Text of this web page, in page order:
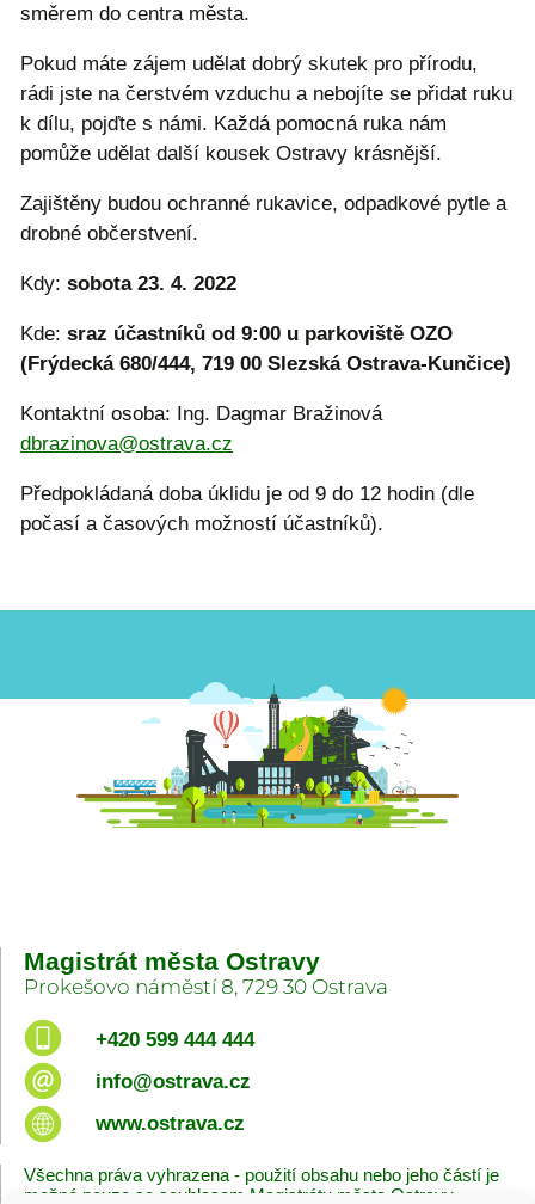
směrem do centra města.
Pokud máte zájem udělat dobrý skutek pro přírodu,
rádi jste na čerstvém vzduchu a nebojíte se přidat ruku
k dílu, pojďte s námi. Každá pomocná ruka nám
pomůže udělat další kousek Ostravy krásnější.
Zajištěny budou ochranné rukavice, odpadkové pytle a
drobné občerstvení.
Kdy: sobota 23. 4. 2022
Kde: sraz účastníků od 9:00 u parkoviště OZO
(Frýdecká 680/444, 719 00 Slezská Ostrava-Kunčice)
Kontaktní osoba: Ing. Dagmar Bražinová
dbrazinova@ostrava.cz
Předpokládaná doba úklidu je od 9 do 12 hodin (dle
počasí a časových možností účastníků).
Magistrát města Ostravy
Prokešovo náměstí 8, 729 30 Ostrava
+420 599 444 444
info@ostrava.cz
www.ostrava.cz
Všechna práva vyhrazena - použití obsahu nebo jeho částí je
možné pouze se souhlasem Magistrátu města Ostravy.